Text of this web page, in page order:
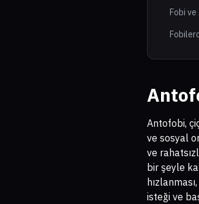
Fobi
Antofobi,
ve sosyal
ve
bir şeyle
isteği ve